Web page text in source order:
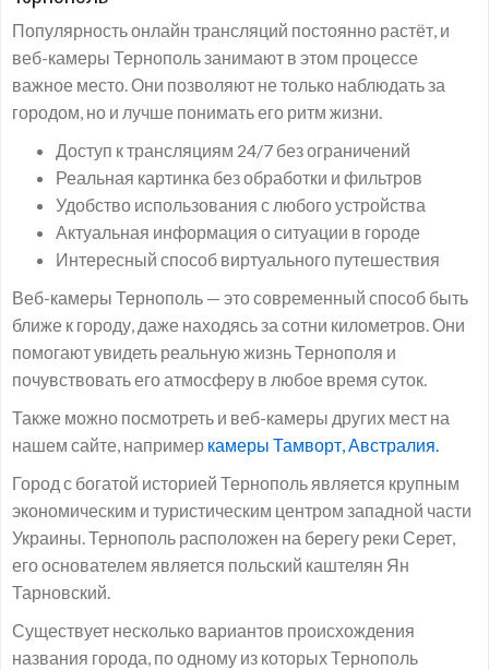
Популярность онлайн трансляций постоянно растёт, и
веб-камеры Тернополь занимают в этом процессе
важное место. Они позволяют не только наблюдать за
городом, но и лучше понимать его ритм жизни.
Доступ к трансляциям 24/7 без ограничений
Реальная картинка без обработки и фильтров
Удобство использования с любого устройства
Актуальная информация о ситуации в городе
Интересный способ виртуального путешествия
Веб-камеры Тернополь — это современный способ быть
ближе к городу, даже находясь за сотни километров. Они
помогают увидеть реальную жизнь Тернополя и
почувствовать его атмосферу в любое время суток.
Также можно посмотреть и веб-камеры других мест на
нашем сайте, например камеры Тамворт, Австралия.
Город с богатой историей Тернополь является крупным
экономическим и туристическим центром западной части
Украины. Тернополь расположен на берегу реки Серет,
его основателем является польский каштелян Ян
Тарновский.
Существует несколько вариантов происхождения
названия города, по одному из которых Тернополь